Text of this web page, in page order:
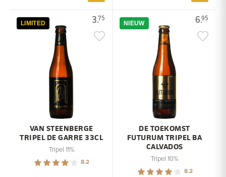
3.75
LIMITED
VAN STEENBERGE
TRIPEL DE GARRE 33CL
Tripel 11%
8.2
6.95
NIEUW
DE TOEKOMST
FUTURUM TRIPEL BA
CALVADOS
Tripel 10%
8.2